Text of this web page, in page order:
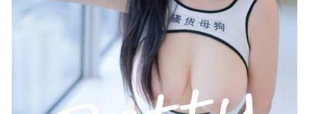
Ligui丽柜 – 2020.12.01《沙滩柔情》兔子[45P77M]
2022-11-
[Ugirls尤果网]爱尤物专辑 NO.2840 松弛感 小文[35P/62MB]
秀人网 – 2021.03.30 VOL.3257 心妍小公主[40+1P351M]
2022-12-16